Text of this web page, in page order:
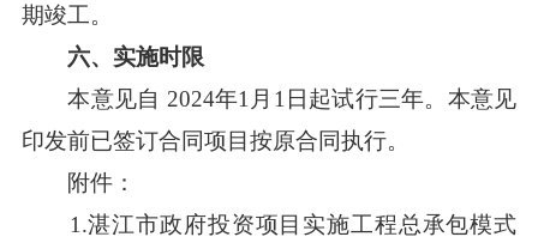
期竣工。
六、实施时限
本意见自 2024年1月1日起试行三年。本意见
印发前已签订合同项目按原合同执行。
附件：
1.湛江市政府投资项目实施工程总承包模式